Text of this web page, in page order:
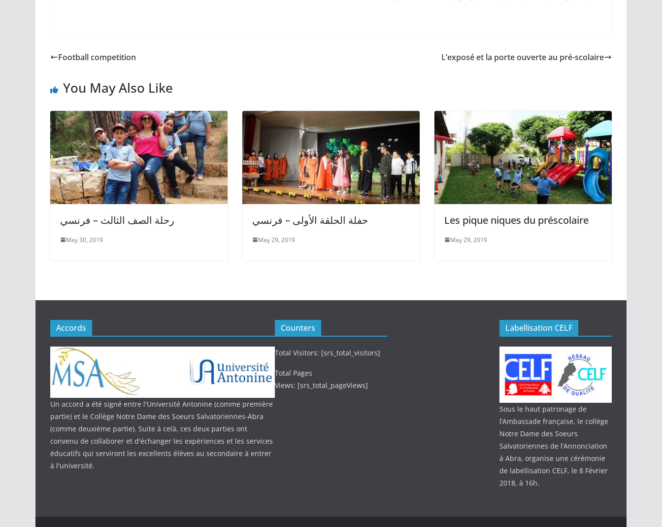
Football competition L’exposé et la porte ouverte au pré-scolaire
You May Also Like
رحلة الصف الثالث – فرنسي
May 30, 2019
حفلة الحلقة الأولى – فرنسي
May 29, 2019
Les pique niques du préscolaire
May 29, 2019
Accords
Un accord a été signé entre l'Université Antonine (comme première
partie) et le Collège Notre Dame des Soeurs Salvatoriennes-Abra
(comme deuxième partie). Suite à celà, ces deux parties ont
convenu de collaborer et d'échanger les expériences et les services
éducatifs qui serviront les excellents élèves au secondaire à entrer
à l'université.
Counters
Total Visitors: [srs_total_visitors]
Total Pages
Views: [srs_total_pageViews]
Labellisation CELF
Sous le haut patronage de
l’Ambassade française, le collège
Notre Dame des Soeurs
Salvatoriennes de l’Annonciation
à Abra, organise une cérémonie
de labellisation CELF, le 8 Février
2018, à 16h.